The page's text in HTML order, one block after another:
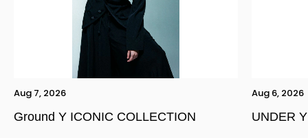
Aug 7, 2026
Ground Y ICONIC COLLECTION
Aug 6, 2026
UNDER